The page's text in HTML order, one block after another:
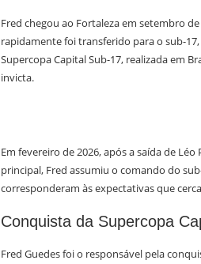
Fred chegou ao Fortaleza em setembro
rapidamente foi transferido para o sub-
Supercopa Capital Sub-17, realizada em
invicta.
Em fevereiro de 2026, após a saída de
principal, Fred assumiu o comando do
corresponderam às expectativas que
Conquista da Supercopa
Fred Guedes foi o responsável pela